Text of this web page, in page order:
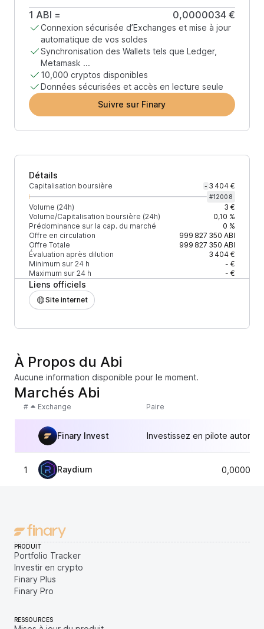
1 ABI = 0,0000034 €
Connexion sécurisée d’Exchanges et mise à jour
automatique de vos soldes
Synchronisation des Wallets tels que Ledger,
Metamask ...
10,000 cryptos disponibles
Données sécurisées et accès en lecture seule
Suivre sur Finary
Détails
Capitalisation boursière - 3 404 €
#12008
Volume (24h)
3 €
Volume/Capitalisation boursière (24h)
0,10 %
Prédominance sur la cap. du marché
0 %
Offre en circulation
999 827 350 ABI
Offre Totale
999 827 350 ABI
Évaluation après dilution
3 404 €
Minimum sur 24 h
- €
Maximum sur 24 h
- €
Liens officiels
Site internet
À Propos du Abi
Aucune information disponible pour le moment.
Marchés Abi
# Exchange Paire
Finary Invest Investissez en pilote
1 Raydium
PRODUIT
Portfolio Tracker
Investir en crypto
Finary Plus
Finary Pro
RESSOURCES